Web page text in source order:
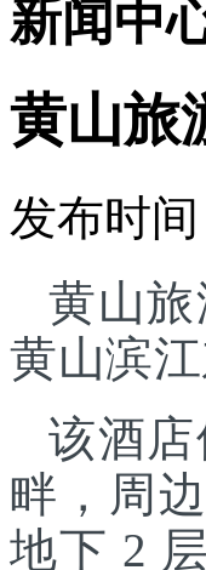
新闻中
黄山旅
发布时
黄山
黄山滨
该酒
畔，周
地下 2